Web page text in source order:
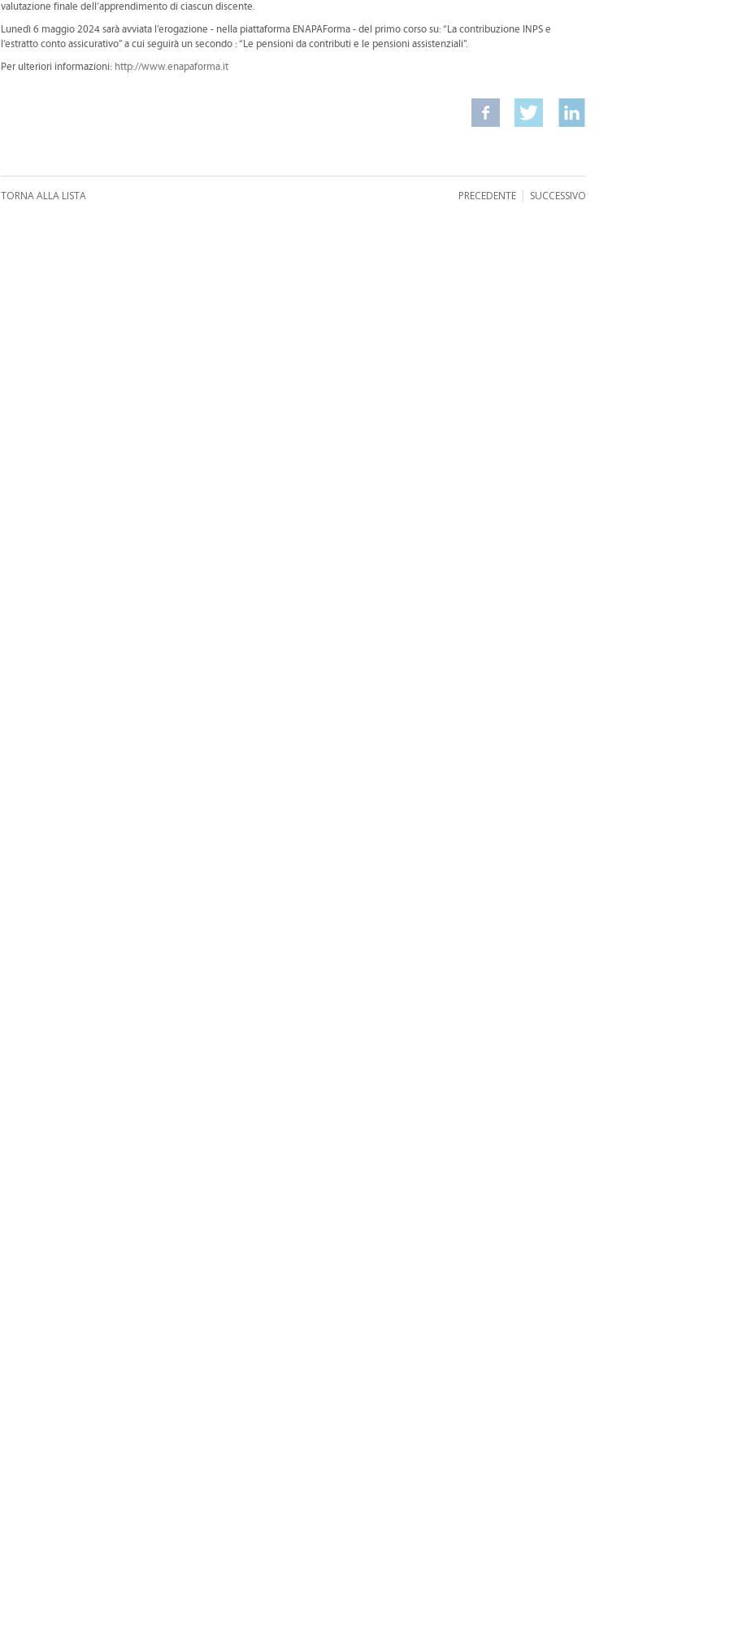
valutazione finale dell’apprendimento di ciascun discente.
Lunedì 6 maggio 2024 sarà avviata l’erogazione - nella piattaforma ENAPAForma - del primo corso su: “La contribuzione INPS e
l’estratto conto assicurativo” a cui seguirà un secondo : “Le pensioni da contributi e le pensioni assistenziali”.
Per ulteriori informazioni: http://www.enapaforma.it
TORNA ALLA LISTA PRECEDENTE | SUCCESSIVO